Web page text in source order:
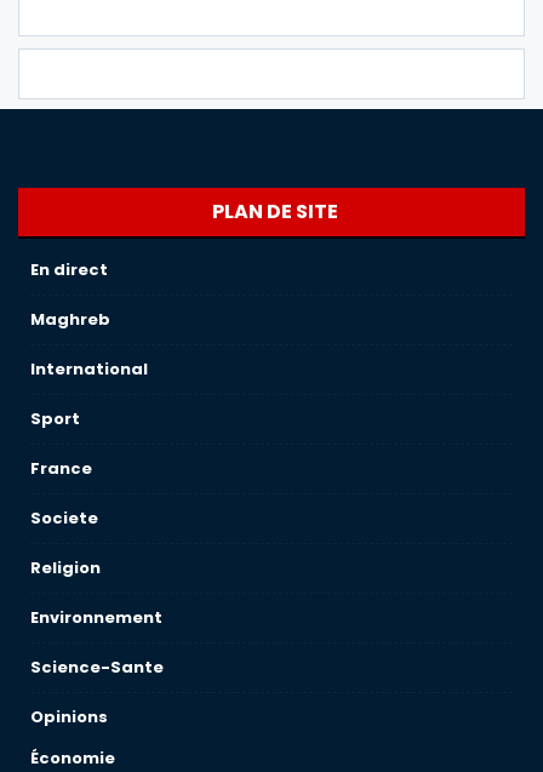
PLAN DE SITE
En direct
Maghreb
International
Sport
France
Societe
Religion
Environnement
Science-Sante
Opinions
Économie